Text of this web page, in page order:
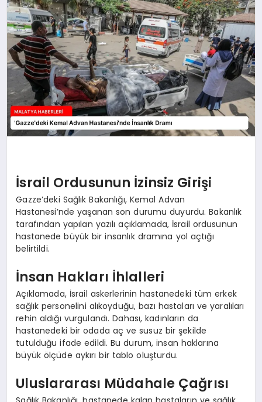
MAGAZIN
SAĞLIK
SIYASET
SPOR
İsrail Ordusunun İzinsiz Girişi
Gazze’deki Sağlık Bakanlığı, Kemal Advan
Hastanesi’nde yaşanan son durumu duyurdu. Bakanlık
tarafından yapılan yazılı açıklamada, İsrail ordusunun
hastanede büyük bir insanlık dramına yol açtığı
belirtildi.
İnsan Hakları İhlalleri
Açıklamada, İsrail askerlerinin hastanedeki tüm erkek
sağlık personelini alıkoyduğu, bazı hastaları ve yaralıları
rehin aldığı vurgulandı. Dahası, kadınların da
hastanedeki bir odada aç ve susuz bir şekilde
tutulduğu ifade edildi. Bu durum, insan haklarına
büyük ölçüde aykırı bir tablo oluşturdu.
Uluslararası Müdahale Çağrısı